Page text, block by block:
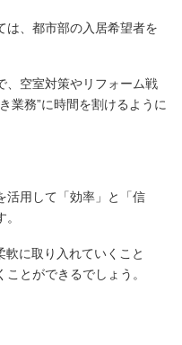
は、都市部の入居希望者を
、空室対策やリフォーム戦
業務”に時間を割けるように
活用して「効率」と「信
に取り入れていくこと
とができるでしょう。